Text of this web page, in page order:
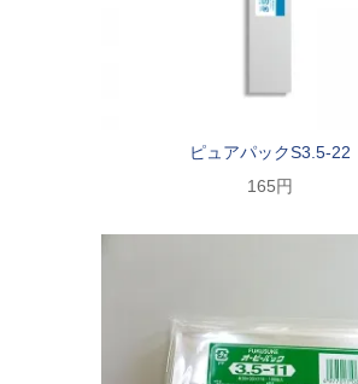
ピュアパックS3.5-22
165円